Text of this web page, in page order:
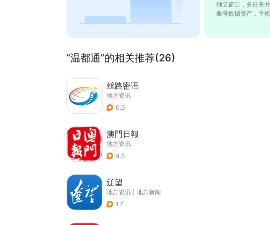
独立窗口，多任务
账号数据资产，手
“温都通”的相关推荐(26)
丝路密语
地方资讯
0.0
澳門日報
地方资讯
4.5
辽望
地方资讯
地方新闻
1.7